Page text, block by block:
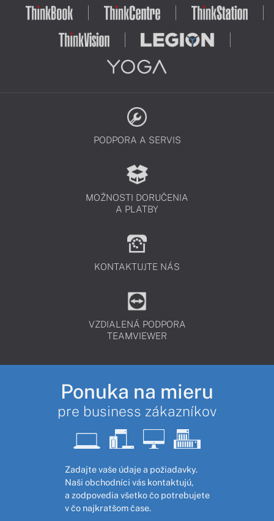
PODPORA A SERVIS
MOŽNOSTI DORUČENIA
A PLATBY
KONTAKTUJTE NÁS
VZDIALENÁ PODPORA
TEAMVIEWER
Ponuka na mieru
pre business zákazníkov
Zadajte vaše údaje a požiadavky.
Naši obchodníci vás kontaktujú,
a zodpovedia všetko čo potrebujete
v čo najkratšom čase.